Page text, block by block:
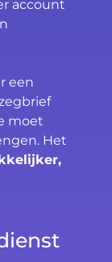
account
een
moet
Het